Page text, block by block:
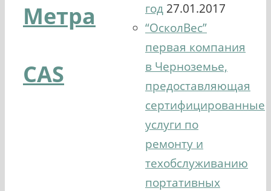
Метра
CAS
год 27.01.2017
“ОсколВес”
первая компания
в Черноземье,
предоставляющая
сертифицированные
услуги по
ремонту и
техобслуживанию
портативных